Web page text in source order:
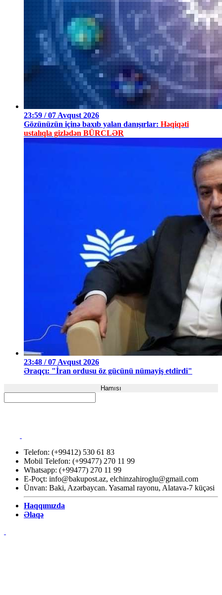
23:59 / 07 Avqust 2026
Gözünüzün içinə baxıb yalan danışırlar: Həqiqəti
ustalıqla gizlədən BÜRCLƏR
23:48 / 07 Avqust 2026
Əraqçı: "İran ordusu öz gücünü nümayiş etdirdi"
Hamısı
Telefon: (+99412) 530 61 83
Mobil Telefon: (+99477) 270 11 99
Whatsapp: (+99477) 270 11 99
E-Poçt: info@bakupost.az, elchinzahiroglu@gmail.com
Ünvan: Baki, Azərbaycan. Yasamal rayonu, Alatava-7 küçəsi
Haqqımızda
Əlaqə